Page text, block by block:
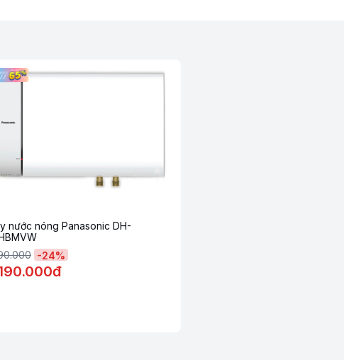
chuyên gia của Ferroli có tác dụng làm mềm
lâu hơn và kéo dài tuổi thọ của bình chứa.
nước nóng Panasonic DH-
-24%